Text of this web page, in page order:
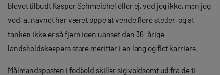
blevet tilbudt Kasper Schmeichel eller ej, ved jeg ikke, men jeg
ved, at navnet har været oppe at vende flere steder, og at
tanken ikke er så fjern igen uanset den 36-årige
landsholdskeepers store meritter i en lang og flot karriere.
Målmandsposten i fodbold skiller sig voldsomt ud fra de ti